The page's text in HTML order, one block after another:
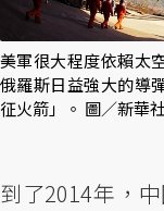
美軍很大程度依賴太
俄羅斯日益強大的導
征火箭」。 圖／新華
到了2014年，